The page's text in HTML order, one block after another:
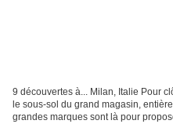
9 découvertes à... Milan, Italie Pour
le sous-sol du grand magasin,
grandes marques sont là pour